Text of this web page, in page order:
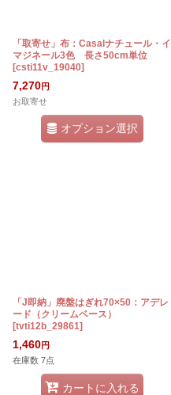
「取寄せ」布：Casalナチュール・イ
マジネール3色 長さ50cm単位
[csti11v_19040]
7,270円
お取寄せ
オプション選択
「J即納」廃盤はぎれ70×50：アデレ
ード（クリームベース）
[tvti12b_29861]
1,460円
在庫数 7点
カートに入れる